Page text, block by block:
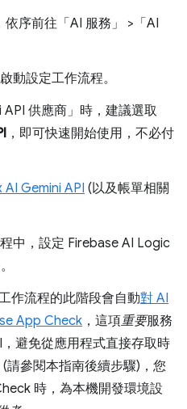
序前往「AI 服務」
>「AI
啟動設定工作流程。
供應商」時，建議選取
，即可快速開始使用，不必付
AI Gemini API (以及帳單相關
中，設定 Firebase AI Logic
作流程的此階段會自動對 AI
App Check ，這項重要服務
避免從應用程式直接存取時
請參閱本指南後續步驟)，您
時，為本機開發環境設